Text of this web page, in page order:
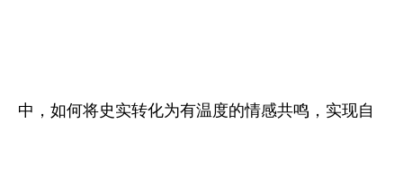
中，如何将史实转化为有温度的情感共鸣，实现自